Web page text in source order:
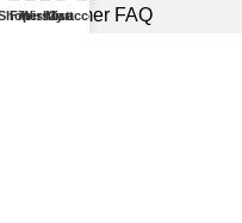
Customer FAQ
Filters
Wishlist
Cart
My account